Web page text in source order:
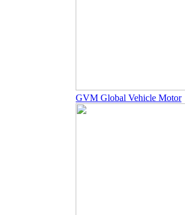
GVM Global Vehicle Motor